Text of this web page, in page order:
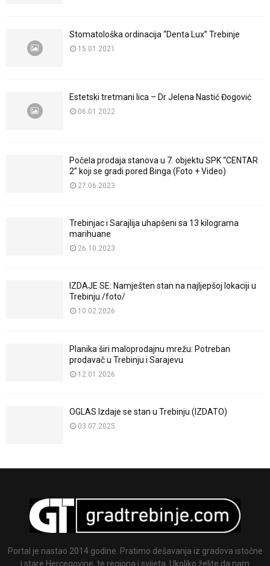
Stomatološka ordinacija “Denta Lux” Trebinje
15.01.2021
Estetski tretmani lica – Dr Jelena Nastić Đogović
06.01.2022
Počela prodaja stanova u 7. objektu SPK “CENTAR
2” koji se gradi pored Binga (Foto + Video)
27.06.2023
Trebinjac i Sarajlija uhapšeni sa 13 kilograma
marihuane
26.10.2023
IZDAJE SE: Namješten stan na najljepšoj lokaciji u
Trebinju /foto/
10.02.2026
Planika širi maloprodajnu mrežu: Potreban
prodavač u Trebinju i Sarajevu
12.01.2026
OGLAS Izdaje se stan u Trebinju (IZDATO)
03.07.2025
Portal je nastao 2014 godine. Pratimo dešavanja iz gradova istočne
i stare Hercegovine, te regiona i svijeta. Ukoliko želite da nam